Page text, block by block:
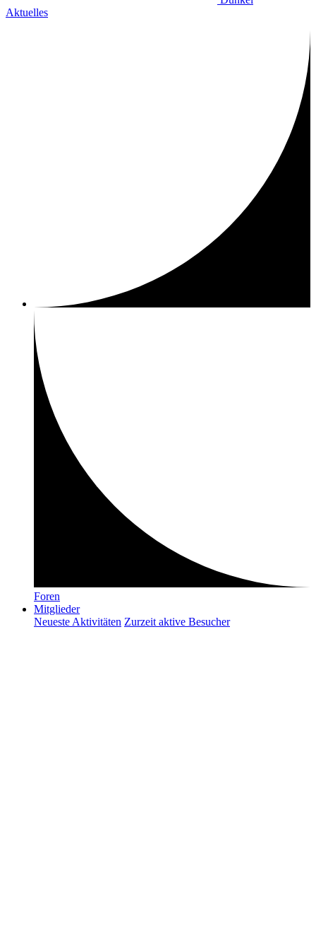
Aktuelles
Foren
Mitglieder
Neueste Aktivitäten Zurzeit aktive Besucher